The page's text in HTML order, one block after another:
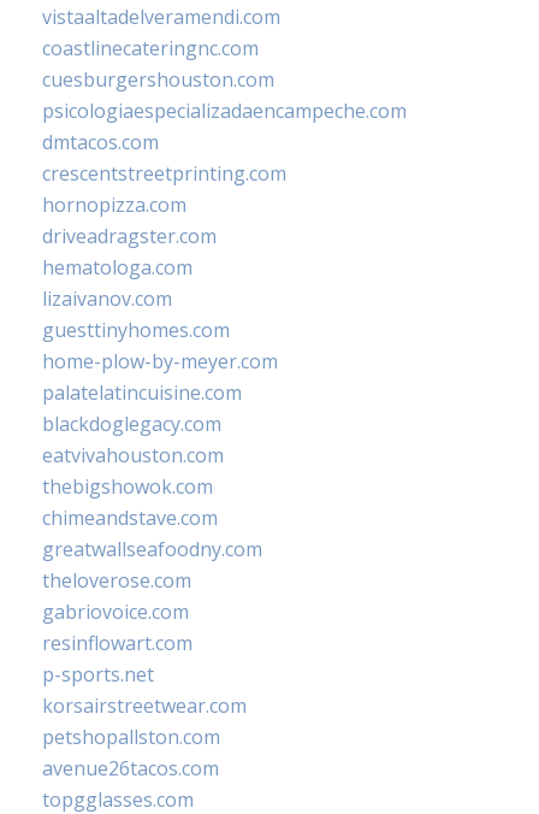
vistaaltadelveramendi.com
coastlinecateringnc.com
cuesburgershouston.com
psicologiaespecializadaencampeche.com
dmtacos.com
crescentstreetprinting.com
hornopizza.com
driveadragster.com
hematologa.com
lizaivanov.com
guesttinyhomes.com
home-plow-by-meyer.com
palatelatincuisine.com
blackdoglegacy.com
eatvivahouston.com
thebigshowok.com
chimeandstave.com
greatwallseafoodny.com
theloverose.com
gabriovoice.com
resinflowart.com
p-sports.net
korsairstreetwear.com
petshopallston.com
avenue26tacos.com
topgglasses.com